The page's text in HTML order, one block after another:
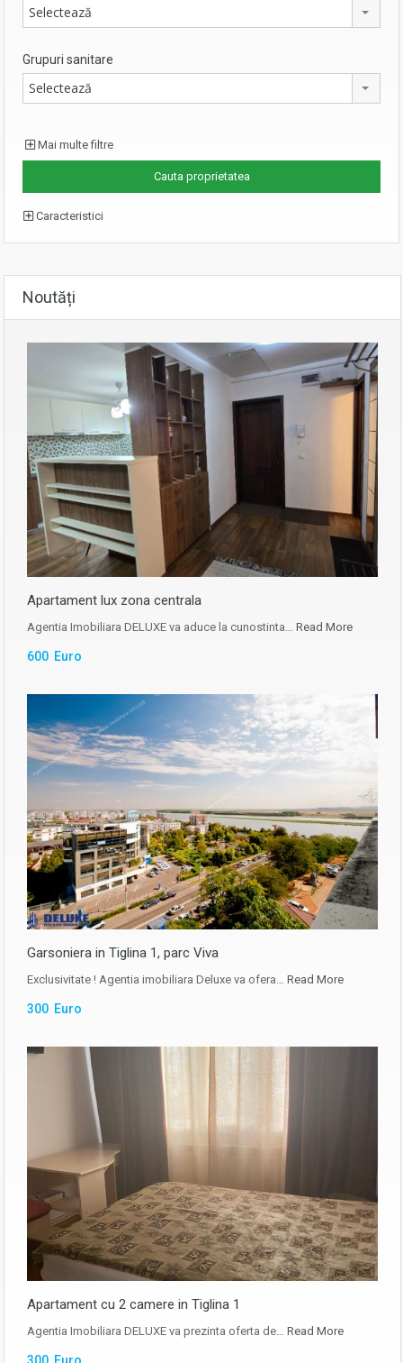
Selectează
Grupuri sanitare
Selectează
Mai multe filtre
Caracteristici
Noutăți
Apartament lux zona centrala
Agentia Imobiliara DELUXE va aduce la cunostinta… Read More
600 Euro
Garsoniera in Tiglina 1, parc Viva
Exclusivitate ! Agentia imobiliara Deluxe va ofera… Read More
300 Euro
Apartament cu 2 camere in Tiglina 1
Agentia Imobiliara DELUXE va prezinta oferta de… Read More